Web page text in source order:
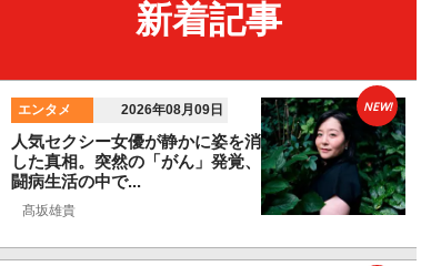
新着記事
エンタメ 2026年08月09日
人気セクシー女優が静かに姿を消
した真相。突然の「がん」発覚、
闘病生活の中で...
髙坂雄貴
NEW!